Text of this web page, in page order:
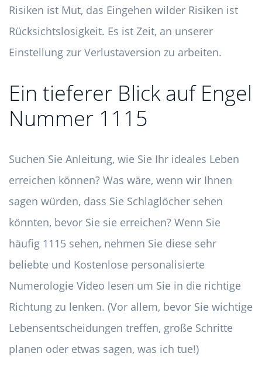
Risiken ist Mut, das Eingehen wilder Risiken ist
Rücksichtslosigkeit. Es ist Zeit, an unserer
Einstellung zur Verlustaversion zu arbeiten.
Ein tieferer Blick auf Engel
Nummer 1115
Suchen Sie Anleitung, wie Sie Ihr ideales Leben
erreichen können? Was wäre, wenn wir Ihnen
sagen würden, dass Sie Schlaglöcher sehen
könnten, bevor Sie sie erreichen? Wenn Sie
häufig 1115 sehen, nehmen Sie diese sehr
beliebte und Kostenlose personalisierte
Numerologie Video lesen um Sie in die richtige
Richtung zu lenken. (Vor allem, bevor Sie wichtige
Lebensentscheidungen treffen, große Schritte
planen oder etwas sagen, was ich tue!)